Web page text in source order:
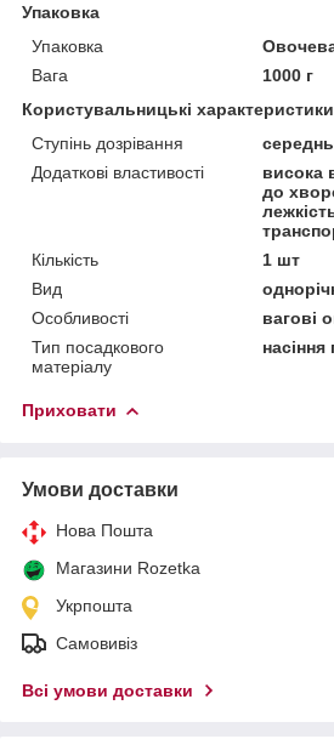
Упаковка
Упаковка
Вага
1000 г
Користувальницькі характеристики
Ступінь дозрівання
Додаткові властивості
висока
до
Кількість
1 шт
Вид
Особливості
вагові
Тип посадкового
матеріалу
насіння
Приховати
Умови доставки
Нова Пошта
Магазини Rozetka
Укрпошта
Самовивіз
Всі умови доставки